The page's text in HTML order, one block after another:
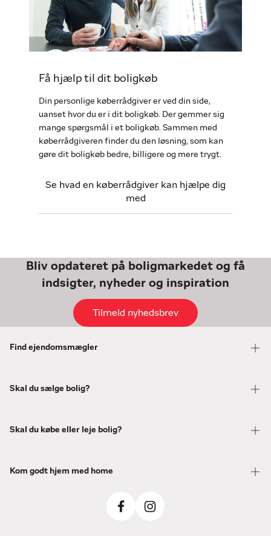
Få hjælp til dit boligkøb
Din personlige køberrådgiver er ved din side,
uanset hvor du er i dit boligkøb. Der gemmer sig
mange spørgsmål i et boligkøb. Sammen med
køberrådgiveren finder du den løsning, som kan
gøre dit boligkøb bedre, billigere og mere trygt.
Se hvad en køberrådgiver kan hjælpe dig
med
Bliv opdateret på boligmarkedet og få
indsigter, nyheder og inspiration
Tilmeld nyhedsbrev
Find ejendomsmægler
Skal du sælge bolig?
Skal du købe eller leje bolig?
Kom godt hjem med home